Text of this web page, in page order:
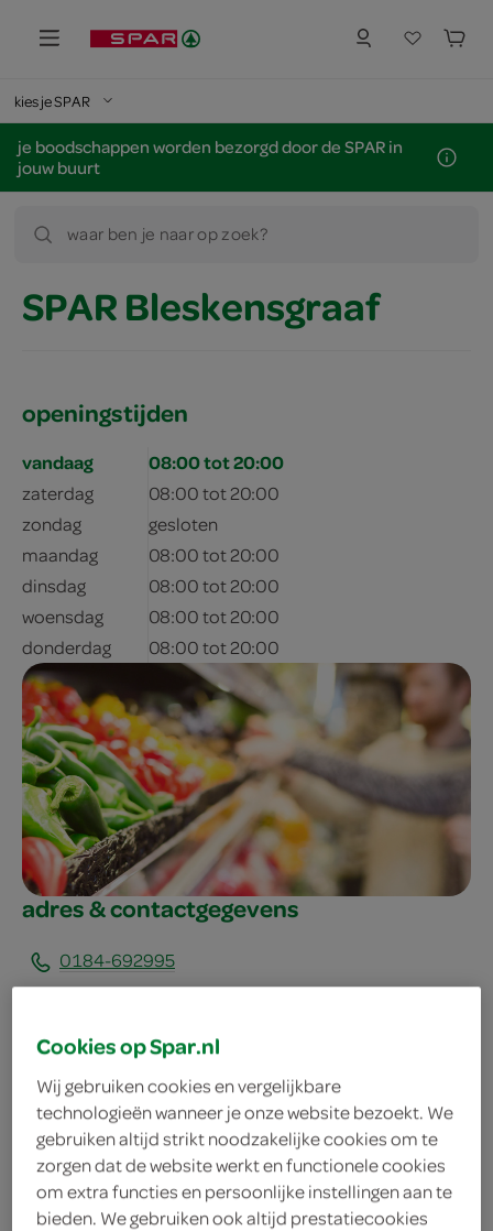
kies je SPAR
je boodschappen worden bezorgd door de SPAR in
jouw buurt
waar ben je naar op zoek?
SPAR Bleskensgraaf
openingstijden
vandaag 08:00 tot 20:00
zaterdag
08:00 tot 20:00
zondag
gesloten
maandag
08:00 tot 20:00
dinsdag
08:00 tot 20:00
woensdag
08:00 tot 20:00
donderdag
08:00 tot 20:00
adres & contactgegevens
0184-692995
Lindenstraat 4 2971 AR Bleskensgraaf
plan je route
bekijk meer vestigingen
KVK 66916704
Cookies op Spar.nl
Wij gebruiken cookies en vergelijkbare
technologieën wanneer je onze website bezoekt. We
gebruiken altijd strikt noodzakelijke cookies om te
zorgen dat de website werkt en functionele cookies
om extra functies en persoonlijke instellingen aan te
bieden. We gebruiken ook altijd prestatiecookies